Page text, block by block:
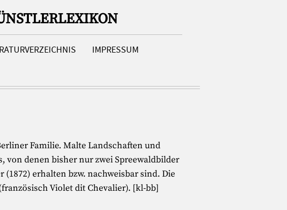
IMPRESSUM
Familie. Malte Landschaften und
von denen bisher nur zwei Spreewaldbilder
erhalten bzw. nachweisbar sind. Die
Violet dit Chevalier). [kl-bb]